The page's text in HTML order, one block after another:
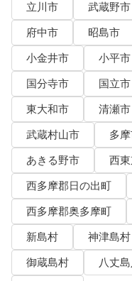
立川市
武蔵野市
府中市
昭島市
小金井市
小平市
国分寺市
国立市
東大和市
清瀬市
武蔵村山市
多
あきる野市
西
西多摩郡日の出町
西多摩郡奥多摩町
新島村
神津島村
御蔵島村
八丈